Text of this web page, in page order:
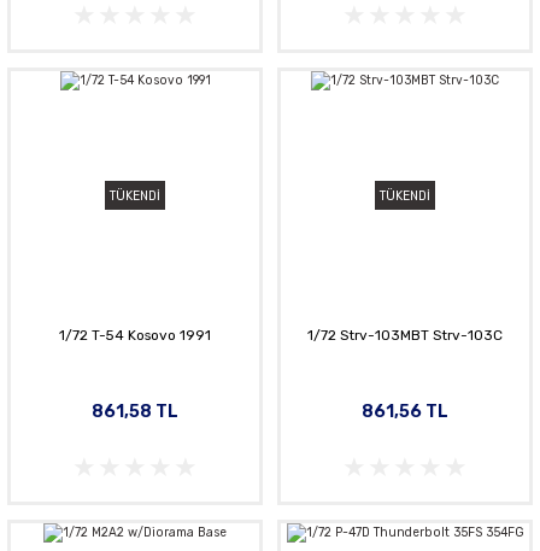
TÜKENDİ
1/72 T-54 Kosovo 1991
861,58 TL
TÜKENDİ
1/72 Strv-103MBT Strv-103C
861,56 TL